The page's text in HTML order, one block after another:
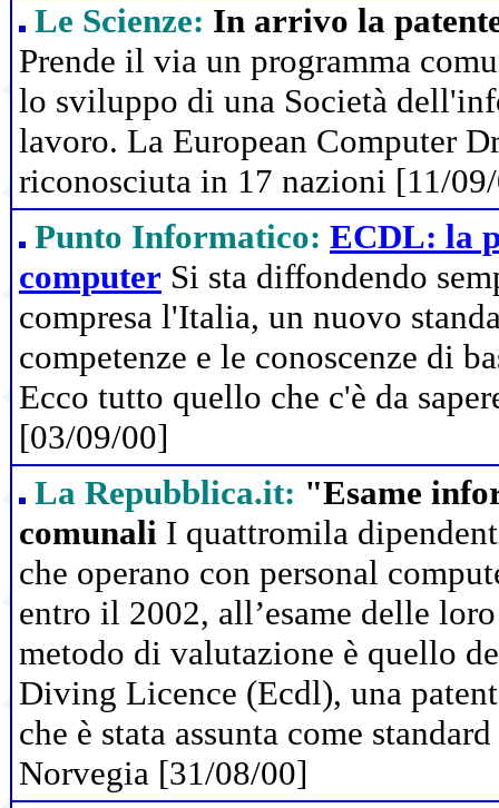
Le Scienze: In arrivo la
Prende il via un programma
lo sviluppo di una Società
lavoro. La European Computer
riconosciuta in 17 nazioni [11/
Punto Informatico: ECDL: la
computer Si sta diffondendo
compresa l'Italia, un nuovo
competenze e le conoscenze di
Ecco tutto quello che c'è da
[03/09/00]
La Repubblica.it: "Esame
comunali I quattromila
che operano con personal
entro il 2002, all’esame delle
metodo di valutazione è quello
Diving Licence (Ecdl), una
che è stata assunta come
Norvegia [31/08/00]